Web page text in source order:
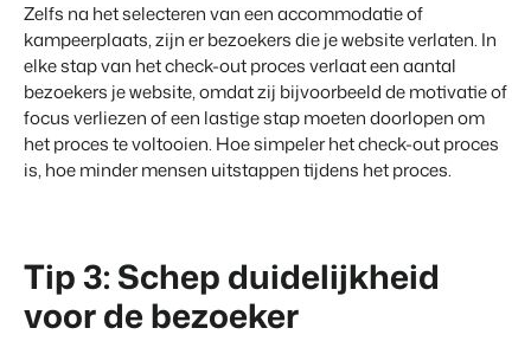
Zelfs na het selecteren van een accommodatie of
kampeerplaats, zijn er bezoekers die je website verlaten. In
elke stap van het check-out proces verlaat een aantal
bezoekers je website, omdat zij bijvoorbeeld de motivatie of
focus verliezen of een lastige stap moeten doorlopen om
het proces te voltooien. Hoe simpeler het check-out proces
is, hoe minder mensen uitstappen tijdens het proces.
Tip 3: Schep duidelijkheid
voor de bezoeker